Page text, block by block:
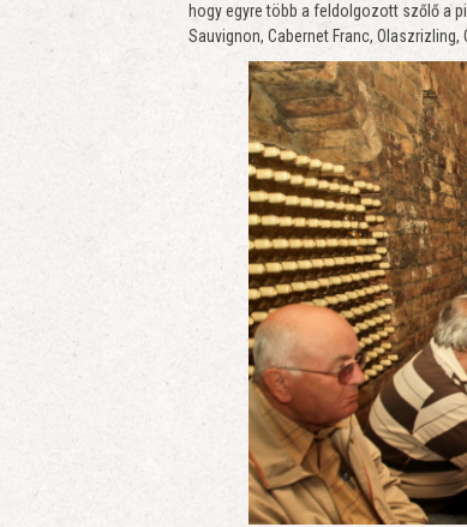
hogy egyre több a feldolgozott szőlő a
Sauvignon, Cabernet Franc, Olaszrizling,